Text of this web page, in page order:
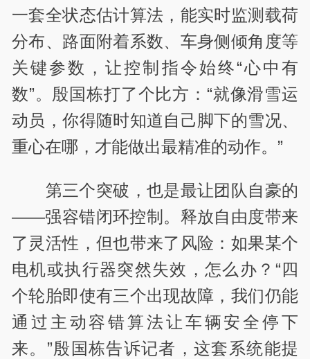
一套全状态估计算法，能实时监测载荷
分布、路面附着系数、车身侧倾角度等
关键参数，让控制指令始终“心中有
数”。殷国栋打了个比方：“就像滑雪运
动员，你得随时知道自己脚下的雪况、
重心在哪，才能做出最精准的动作。”
第三个突破，也是最让团队自豪的
——强容错闭环控制。释放自由度带来
了灵活性，但也带来了风险：如果某个
电机或执行器突然失效，怎么办？“四
个轮胎即使有三个出现故障，我们仍能
通过主动容错算法让车辆安全停下
来。”殷国栋告诉记者，这套系统能提